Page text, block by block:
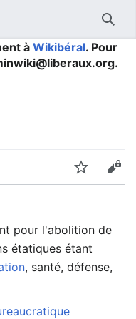
à Wikibéral. Pour
Suivre
pour l'abolition de
étatiques étant
, santé, défense,